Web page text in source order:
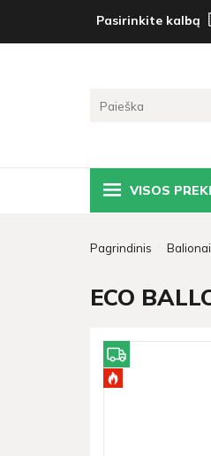
Pasirinkite kalbą
VISOS
Pagrindinis Balionai
ECO